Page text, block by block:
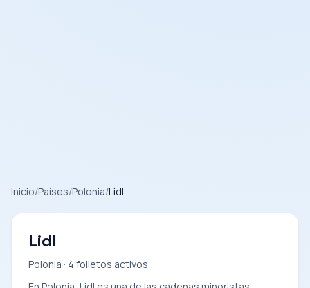
Inicio/Países/Polonia/Lidl
Lidl
Polonia · 4 folletos activos